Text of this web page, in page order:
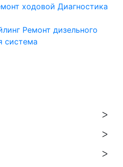
ходовой Диагностика
Ремонт дизельного
система